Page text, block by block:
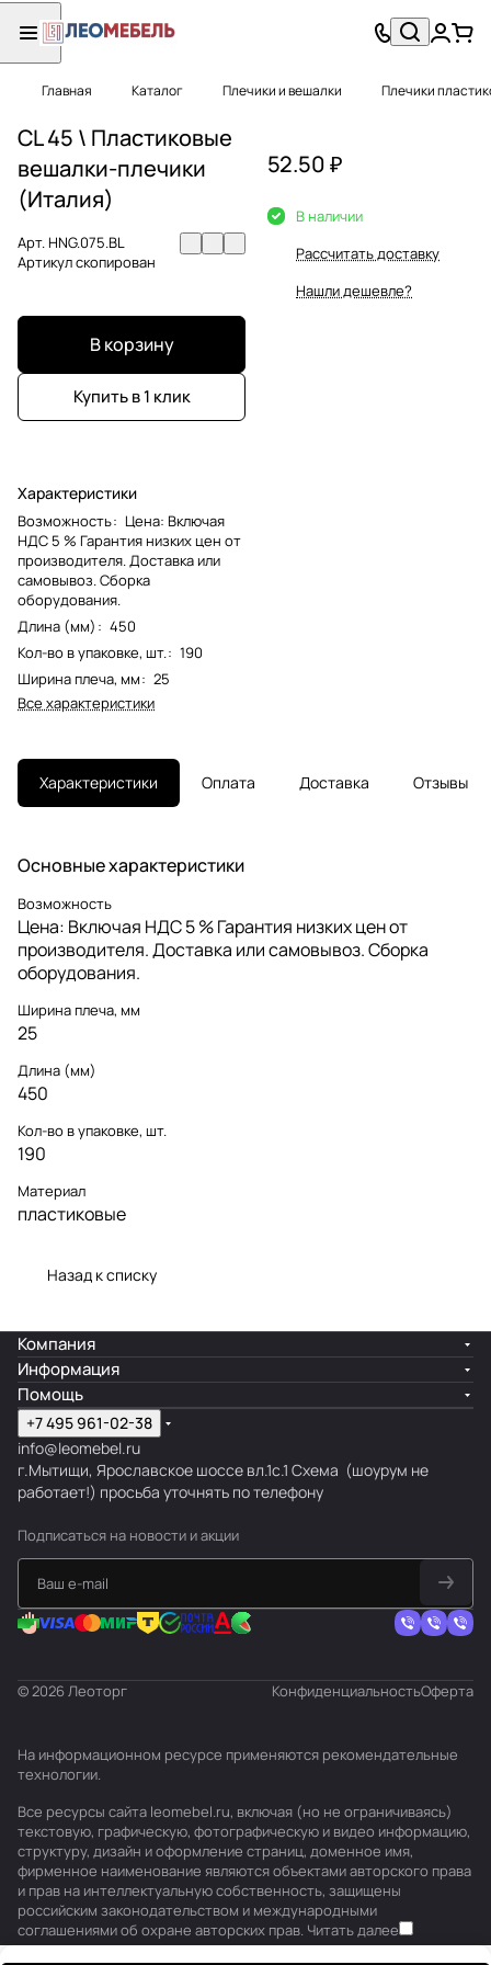
Главная Каталог Плечики и вешалки Плечики
CL 45 \ Пластиковые
вешалки-плечики
(Италия)
Арт.HNG.075.BL
Артикул скопирован
В корзину
Купить в 1 клик
Характеристики
Возможность: Цена: Включая
НДС 5 % Гарантия низких цен от
производителя. Доставка или
самовывоз. Сборка
оборудования.
Длина (мм) : 450
Кол-во в упаковке, шт.: 190
Ширина плеча, мм: 25
Все характеристики
52.50 ₽
В наличии
Рассчитать доставку
Нашли дешевле?
Характеристики Оплата Доставка Отзывы
Основные характеристики
Возможность
Цена: Включая НДС 5 % Гарантия низких цен от
производителя. Доставка или самовывоз. Сборка
оборудования.
Ширина плеча, мм
25
Длина (мм)
450
Кол-во в упаковке, шт.
190
Материал
пластиковые
Назад к списку
Компания
Информация
Помощь
+7 495 961-02-38
info@leomebel.ru
г.Мытищи, Ярославское шоссе вл.1с.1 Схема (шоурум не
работает!) просьба уточнять по телефону
Подписаться на новости и акции
© 2026 Леоторг КонфиденциальностьОферта
На информационном ресурсе применяются рекомендательные
технологии.
Все ресурсы сайта leomebel.ru, включая (но не ограничиваясь)
текстовую, графическую, фотографическую и видео информацию,
структуру, дизайн и оформление страниц, доменное имя,
фирменное наименование являются объектами авторского права
и прав на интеллектуальную собственность, защищены
российским законодательством и международными
соглашениями об охране авторских прав. Читать далее